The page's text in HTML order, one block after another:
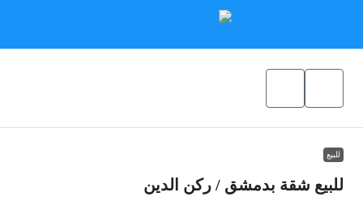
للبيع
للبيع شقة بدمشق / ركن الدين